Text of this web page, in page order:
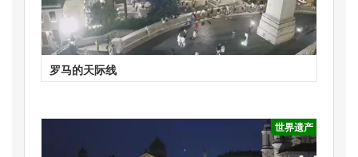
罗马的天际线
世界遗产